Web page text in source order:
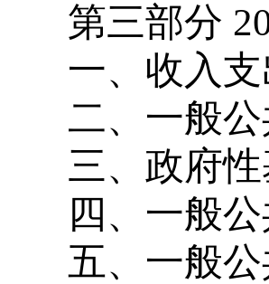
第三部分
一、收入
二、一般
三、政府
四、一般
五、一般